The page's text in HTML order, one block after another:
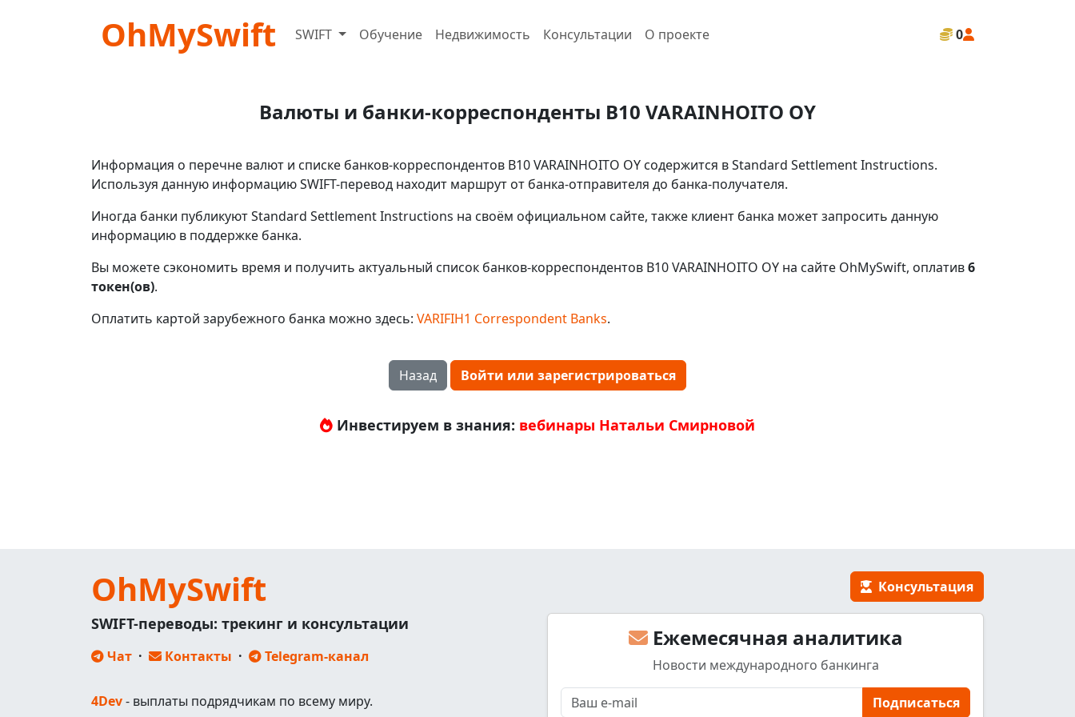
OhMySwift SWIFT Обучение Недвижимость Консультации О проекте 0
Валюты и банки-корреспонденты B10 VARAINHOITO OY
Информация о перечне валют и списке банков-корреспондентов B10 VARAINHOITO OY содержится в Standard Settlement Instructions.
Используя данную информацию SWIFT-перевод находит маршрут от банка-отправителя до банка-получателя.
Иногда банки публикуют Standard Settlement Instructions на своём официальном сайте, также клиент банка может запросить данную
информацию в поддержке банка.
Вы можете сэкономить время и получить актуальный список банков-корреспондентов B10 VARAINHOITO OY на сайте OhMySwift, оплатив6
токен(ов).
Оплатить картой зарубежного банка можно здесь: VARIFIH1 Correspondent Banks.
Назад Войти или зарегистрироваться
Инвестируем в знания: вебинары Натальи Смирновой
OhMySwift Консультация
SWIFT-переводы: трекинг и консультации
Чат · Контакты · Telegram-канал
4Dev- выплаты подрядчикам по всему миру.
Ежемесячная аналитика
Новости международного банкинга
Подписаться